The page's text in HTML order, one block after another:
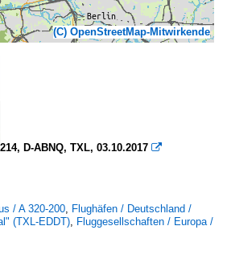
(C) OpenStreetMap-Mitwirkende
D-ABNQ, TXL, 03.10.2017 
/ A 320-200, Flughäfen / Deutschland /
(TXL-EDDT), Fluggesellschaften / Europa /